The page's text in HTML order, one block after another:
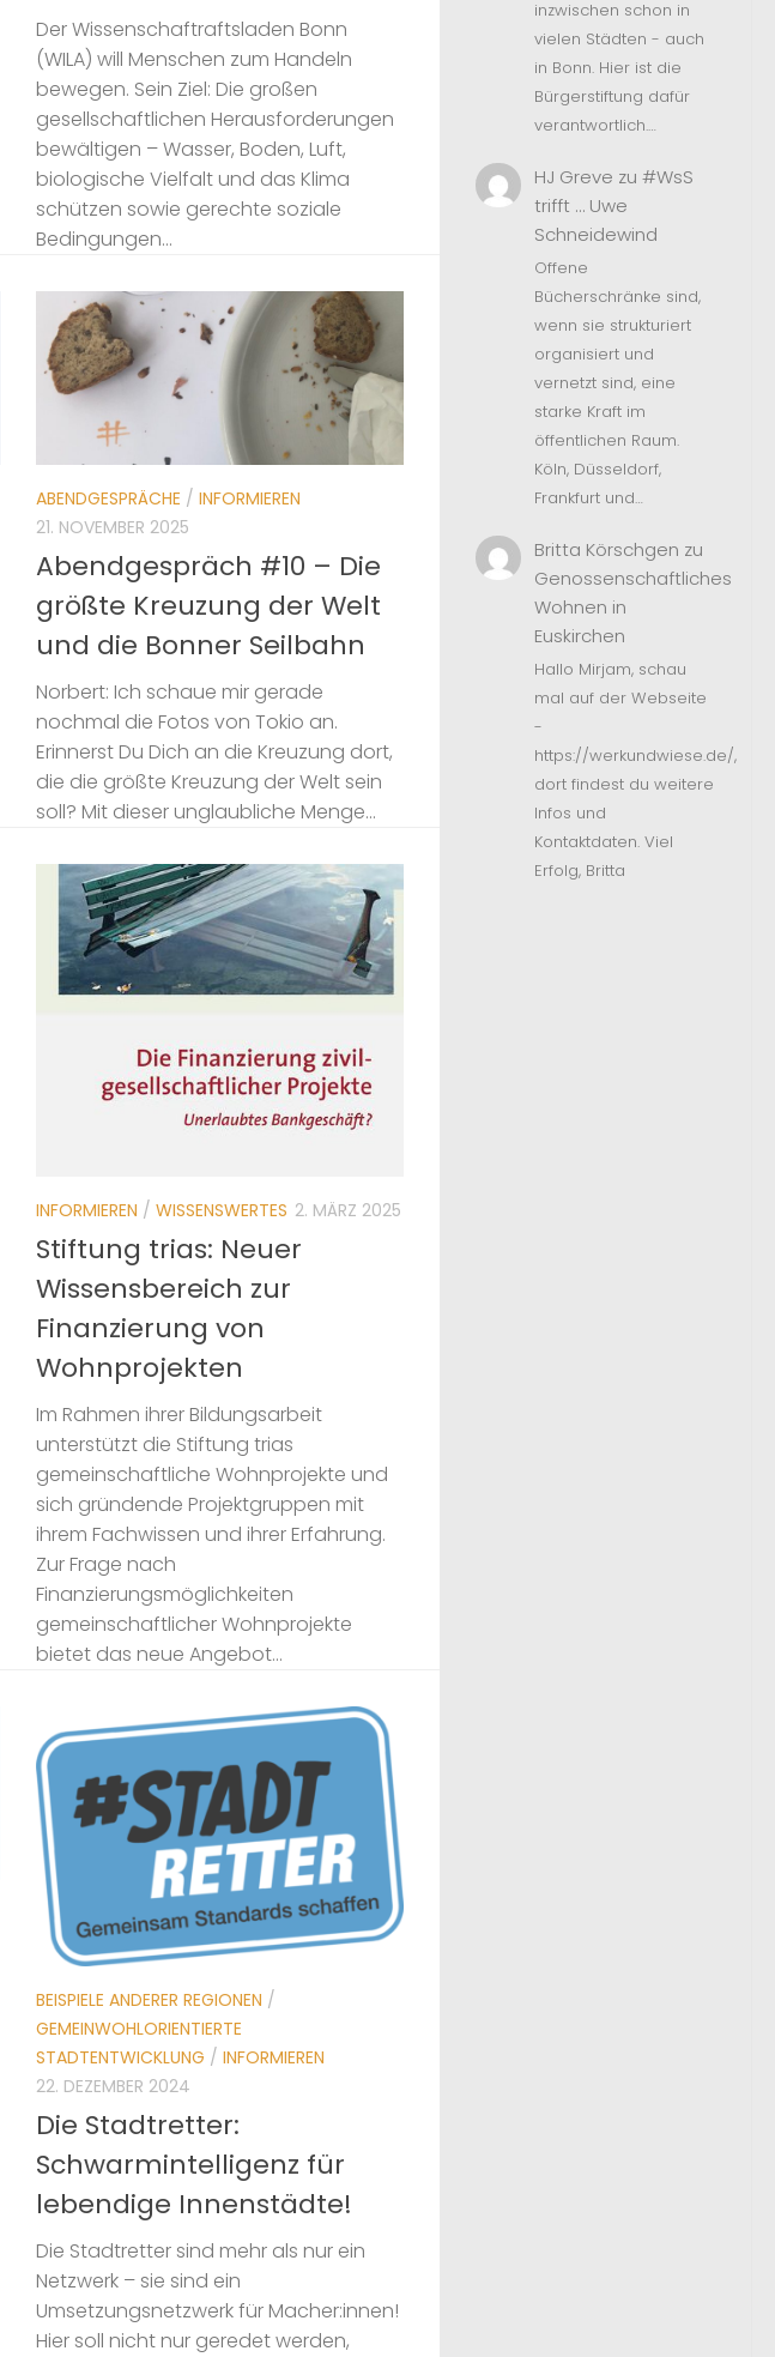
Der Wissenschaftraftsladen Bonn
(WILA) will Menschen zum Handeln
bewegen. Sein Ziel: Die großen
gesellschaftlichen Herausforderungen
bewältigen – Wasser, Boden, Luft,
biologische Vielfalt und das Klima
schützen sowie gerechte soziale
Bedingungen...
ABENDGESPRÄCHE / INFORMIEREN
21. NOVEMBER 2025
Abendgespräch #10 – Die
größte Kreuzung der Welt
und die Bonner Seilbahn
Norbert: Ich schaue mir gerade
nochmal die Fotos von Tokio an.
Erinnerst Du Dich an die Kreuzung dort,
die die größte Kreuzung der Welt sein
soll? Mit dieser unglaubliche Menge...
INFORMIEREN / WISSENSWERTES 2. MÄRZ 2025
Stiftung trias: Neuer
Wissensbereich zur
Finanzierung von
Wohnprojekten
Im Rahmen ihrer Bildungsarbeit
unterstützt die Stiftung trias
gemeinschaftliche Wohnprojekte und
sich gründende Projektgruppen mit
ihrem Fachwissen und ihrer Erfahrung.
Zur Frage nach
Finanzierungsmöglichkeiten
gemeinschaftlicher Wohnprojekte
bietet das neue Angebot...
BEISPIELE ANDERER REGIONEN /
GEMEINWOHLORIENTIERTE
STADTENTWICKLUNG / INFORMIEREN
22. DEZEMBER 2024
Die Stadtretter:
Schwarmintelligenz für
lebendige Innenstädte!
Die Stadtretter sind mehr als nur ein
Netzwerk – sie sind ein
Umsetzungsnetzwerk für Macher:innen!
Hier soll nicht nur geredet werden,
inzwischen schon in
vielen Städten - auch
in Bonn. Hier ist die
Bürgerstiftung dafür
verantwortlich.…
HJ Greve zu #WsS
trifft … Uwe
Schneidewind
Offene
Bücherschränke sind,
wenn sie strukturiert
organisiert und
vernetzt sind, eine
starke Kraft im
öffentlichen Raum.
Köln, Düsseldorf,
Frankfurt und…
Britta Körschgen zu
Genossenschaftliches
Wohnen in
Euskirchen
Hallo Mirjam, schau
mal auf der Webseite
-
https://werkundwiese.de/,
dort findest du weitere
Infos und
Kontaktdaten. Viel
Erfolg, Britta